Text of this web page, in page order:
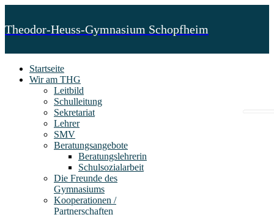
Theodor-Heuss-Gymnasium Schopfheim
Startseite
Wir am THG
Leitbild
Schulleitung
Sekretariat
Lehrer
SMV
Beratungsangebote
Beratungslehrerin
Schulsozialarbeit
Die Freunde des
Gymnasiums
Kooperationen /
Partnerschaften